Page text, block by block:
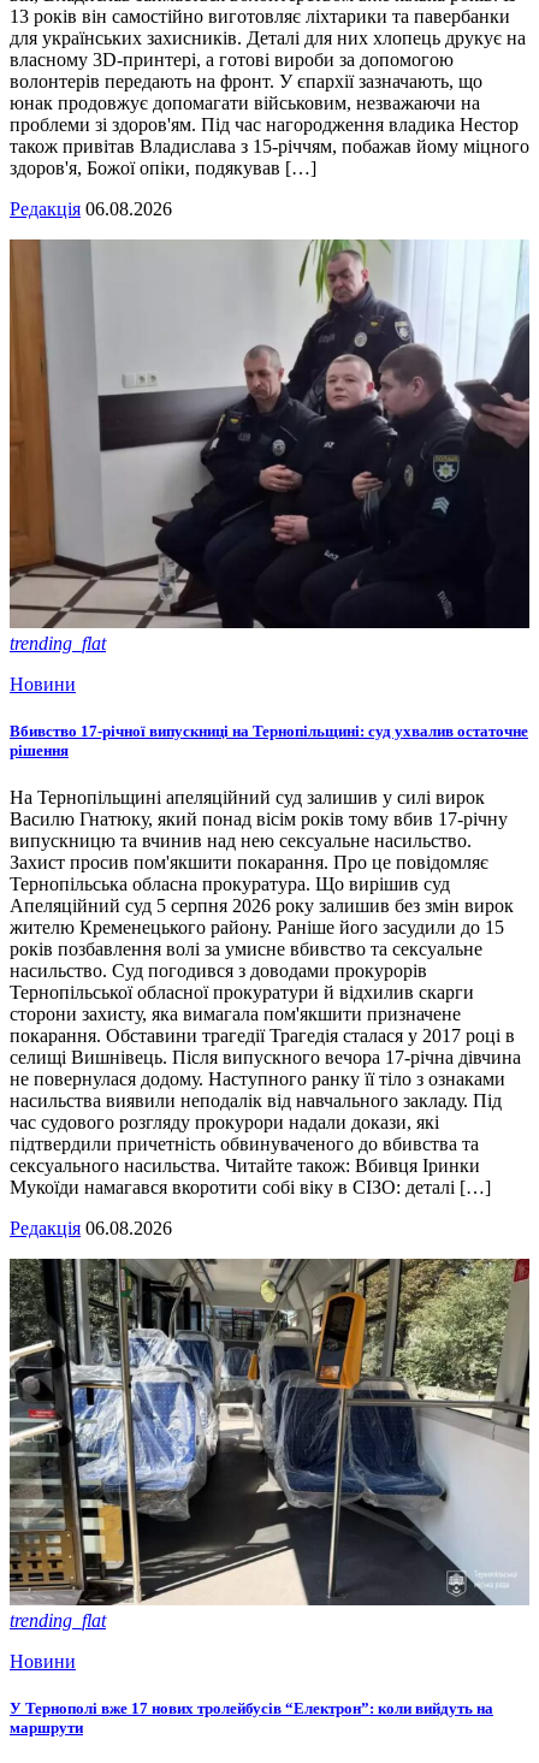
13 років він самостійно виготовляє ліхтарики та павербанки
для українських захисників. Деталі для них хлопець друкує на
власному 3D-принтері, а готові вироби за допомогою
волонтерів передають на фронт. У єпархії зазначають, що
юнак продовжує допомагати військовим, незважаючи на
проблеми зі здоров'ям. Під час нагородження владика Нестор
також привітав Владислава з 15-річчям, побажав йому міцного
здоров'я, Божої опіки, подякував […]
Редакція 06.08.2026
trending_flat
Новини
Вбивство 17-річної випускниці на Тернопільщині: суд ухвалив остаточне
рішення
На Тернопільщині апеляційний суд залишив у силі вирок
Василю Гнатюку, який понад вісім років тому вбив 17-річну
випускницю та вчинив над нею сексуальне насильство.
Захист просив пом'якшити покарання. Про це повідомляє
Тернопільська обласна прокуратура. Що вирішив суд
Апеляційний суд 5 серпня 2026 року залишив без змін вирок
жителю Кременецького району. Раніше його засудили до 15
років позбавлення волі за умисне вбивство та сексуальне
насильство. Суд погодився з доводами прокурорів
Тернопільської обласної прокуратури й відхилив скарги
сторони захисту, яка вимагала пом'якшити призначене
покарання. Обставини трагедії Трагедія сталася у 2017 році в
селищі Вишнівець. Після випускного вечора 17-річна дівчина
не повернулася додому. Наступного ранку її тіло з ознаками
насильства виявили неподалік від навчального закладу. Під
час судового розгляду прокурори надали докази, які
підтвердили причетність обвинуваченого до вбивства та
сексуального насильства. Читайте також: Вбивця Іринки
Мукоїди намагався вкоротити собі віку в СІЗО: деталі […]
Редакція 06.08.2026
trending_flat
Новини
У Тернополі вже 17 нових тролейбусів “Електрон”: коли вийдуть на
маршрути